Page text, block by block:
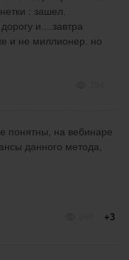
: зашел.
и....завтра
и не миллионер. но
понятны, на вебинаре
данного метода,
+3